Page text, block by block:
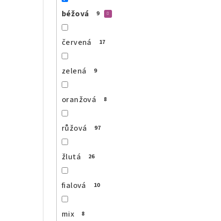
béžová 9
červená 17
zelená 9
oranžová 8
růžová 97
žlutá 26
fialová 10
mix 8